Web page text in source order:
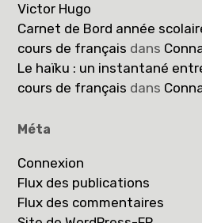
Victor Hugo
Carnet de Bord année
cours de français dans
Le haïku : un instantané
cours de français dans
Méta
Connexion
Flux des publications
Flux des commentaires